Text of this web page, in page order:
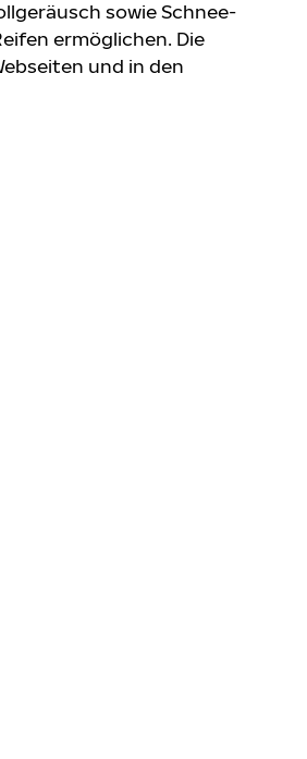
sowie Schnee-
ermöglichen. Die
und in den